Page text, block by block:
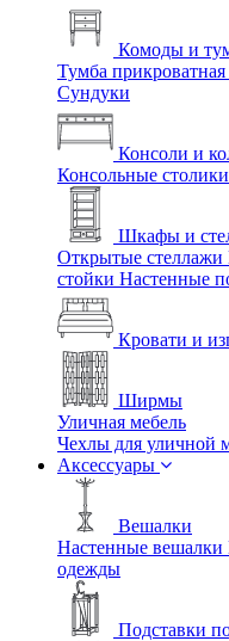
Комоды и
Тумба прикроватная
Сундуки
Консоли и
Консольные столики
Шкафы и
Открытые стеллажи
стойки Настенные
Кровати и
Ширмы
Уличная мебель
Чехлы для уличной
Аксессуары
Вешалки
Настенные вешалки
одежды
Подставки